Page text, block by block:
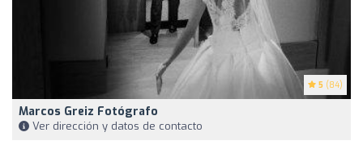
5 (84)
Marcos Greiz Fotógrafo
Ver dirección y datos de contacto